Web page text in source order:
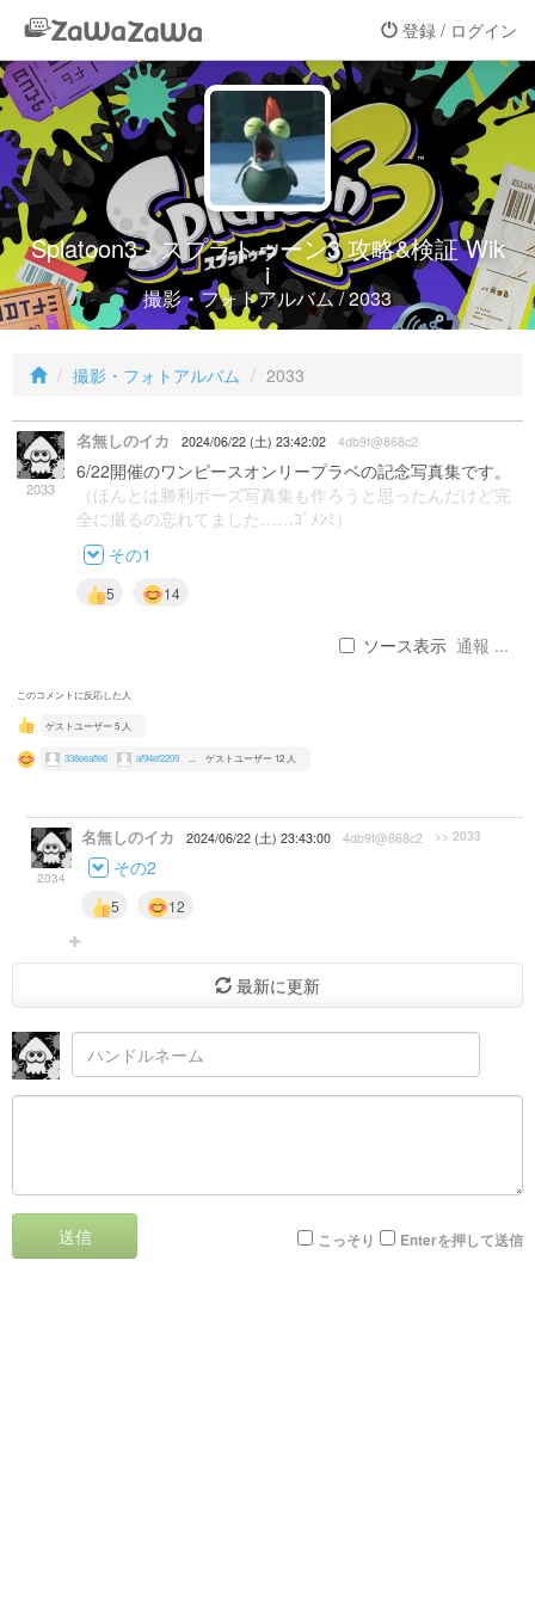
登録 / ログイン
Splatoon3 - スプラトゥーン3 攻略&検証 Wik
i
撮影・フォトアルバム / 2033
撮影・フォトアルバム 2033
2033
名無しのイカ 2024/06/22 (土) 23:42:02 4db9f@868c2
6/22開催のワンピースオンリープラベの記念写真集です。
（ほんとは勝利ポーズ写真集も作ろうと思ったんだけど完
全に撮るの忘れてました……ｺﾞﾒﾝﾐ）
その1
5 14
ソース表示 通報 ...
このコメントに反応した人
ゲストユーザー 5 人
338eeaffe6 af94ef2209 ゲストユーザー 12 人
2034
名無しのイカ 2024/06/22 (土) 23:43:00 4db9f@868c2 >> 2033
その2
5 12
最新に更新
送信 こっそり Enterを押して送信